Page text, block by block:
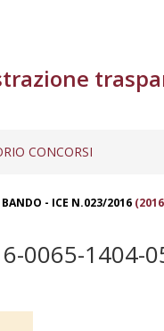
CONCORSI
BANDO - ICE N.023/2016
0065-1404-